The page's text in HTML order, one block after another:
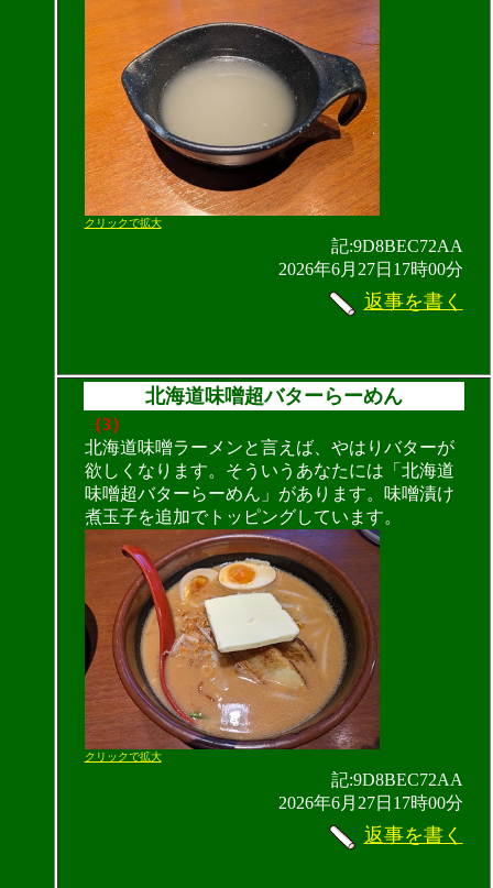
クリックで拡大
記:9D8BEC72AA
2026年6月27日17時00分
返事を書く
北海道味噌超バターらーめん
（3）
北海道味噌ラーメンと言えば、やはりバターが
欲しくなります。そういうあなたには「北海道
味噌超バターらーめん」があります。味噌漬け
煮玉子を追加でトッピングしています。
クリックで拡大
記:9D8BEC72AA
2026年6月27日17時00分
返事を書く